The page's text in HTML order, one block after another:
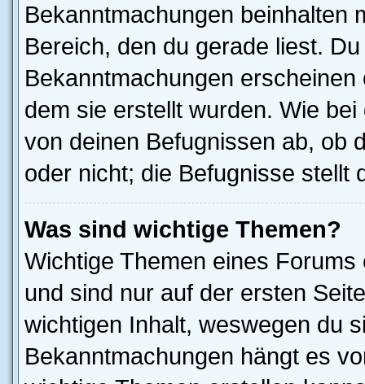
Bekanntmachungen beinhalten
Bereich, den du gerade liest.
Bekanntmachungen
dem sie erstellt wurden. Wie
von deinen Befugnissen ab, ob
oder nicht; die Befugnisse stellt
Was sind wichtige Themen?
Wichtige Themen eines
und sind nur auf der ersten
wichtigen Inhalt, weswegen du
Bekanntmachungen hängt es